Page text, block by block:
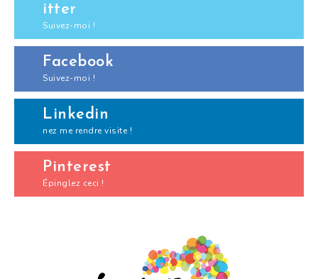
itter
Suivez-moi !
Facebook
Suivez-moi !
Linkedin
nez me rendre visite !
Pinterest
Épinglez ceci !